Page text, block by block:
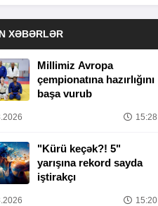
XƏBƏRLƏR
Millimiz Avropa
çempionatına hazırlığını
başa vurub
15:28
"Kürü keçək?! 5"
yarışına rekord sayda
iştirakçı
15:20